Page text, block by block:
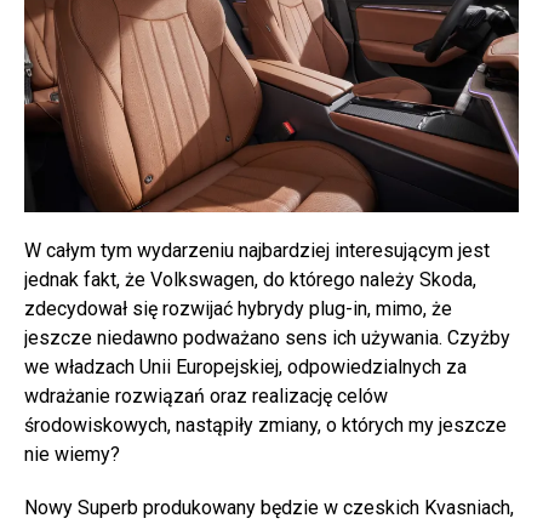
W całym tym wydarzeniu najbardziej interesującym jest
jednak fakt, że Volkswagen, do którego należy Skoda,
zdecydował się rozwijać hybrydy plug-in, mimo, że
jeszcze niedawno podważano sens ich używania. Czyżby
we władzach Unii Europejskiej, odpowiedzialnych za
wdrażanie rozwiązań oraz realizację celów
środowiskowych, nastąpiły zmiany, o których my jeszcze
nie wiemy?
Nowy Superb produkowany będzie w czeskich Kvasniach,